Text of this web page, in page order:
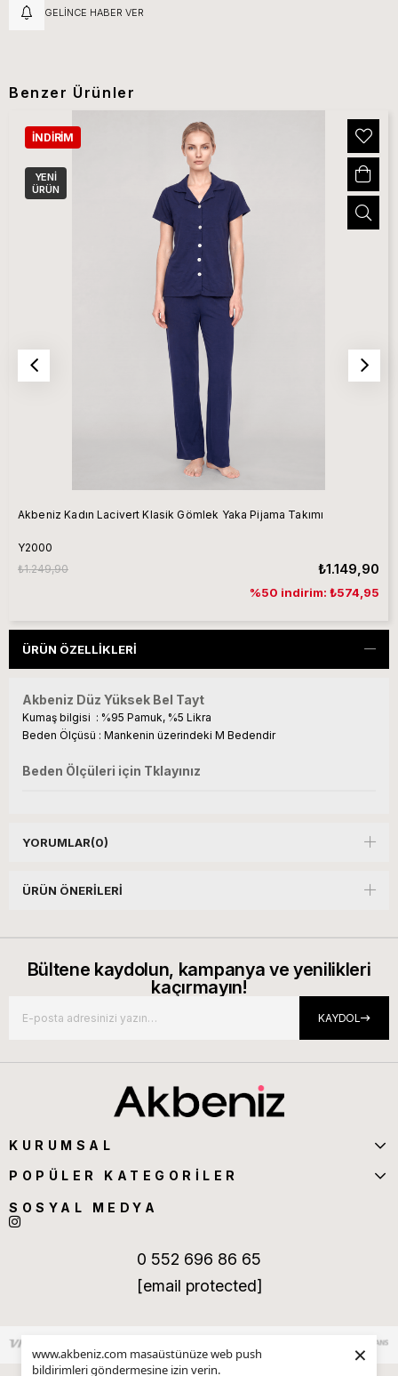
www.akbeniz.com masaüstünüze web push
bildirimleri göndermesine izin verin.
×
GELINCE HABER VER
Benzer Ürünler
Akbeniz Kadın Lacivert Klasik Gömlek Yaka Pijama Takımı
Y2000
₺1.149,90
₺1.249,90
%50 indirim: ₺574,95
İNDIRIM
YENI
ÜRÜN
ÜRÜN ÖZELLIKLERI
Akbeniz Düz Yüksek Bel Tayt
Kumaş bilgisi : %95 Pamuk, %5 Likra
Beden Ölçüsü : Mankenin üzerindeki M Bedendir
Beden Ölçüleri için Tklayınız
YORUMLAR(0)
ÜRÜN ÖNERILERI
Bültene kaydolun, kampanya ve yenilikleri
kaçırmayın!
KAYDOL
KURUMSAL
POPÜLER KATEGORİLER
SOSYAL MEDYA
0 552 696 86 65
[email protected]